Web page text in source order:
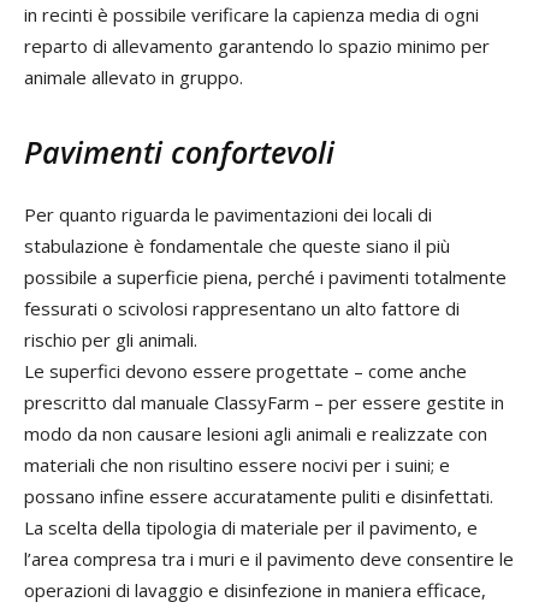
in recinti è possibile verificare la capienza media di ogni
reparto di allevamento garantendo lo spazio minimo per
animale allevato in gruppo.
Pavimenti confortevoli
Per quanto riguarda le pavimentazioni dei locali di
stabulazione è fondamentale che queste siano il più
possibile a superficie piena, perché i pavimenti totalmente
fessurati o scivolosi rappresentano un alto fattore di
rischio per gli animali.
Le superfici devono essere progettate – come anche
prescritto dal manuale ClassyFarm – per essere gestite in
modo da non causare lesioni agli animali e realizzate con
materiali che non risultino essere nocivi per i suini; e
possano infine essere accuratamente puliti e disinfettati.
La scelta della tipologia di materiale per il pavimento, e
l’area compresa tra i muri e il pavimento deve consentire le
operazioni di lavaggio e disinfezione in maniera efficace,